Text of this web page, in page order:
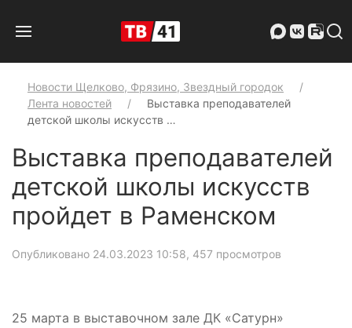
Новости Щелково, Фрязино, Звездный городок
Лента новостей
Выставка преподавателей
детской школы искусств …
Выставка преподавателей
детской школы искусств
пройдет в Раменском
Опубликовано 24.03.2023 10:58, 457 просмотров
25 марта в выставочном зале ДК «Сатурн»